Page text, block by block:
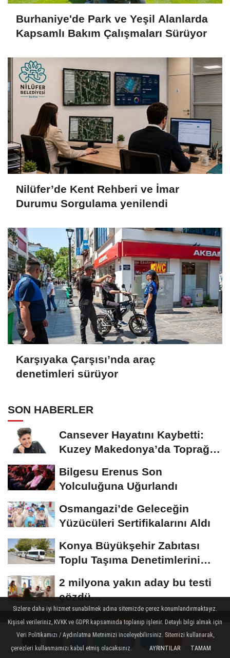
Yorumlar
Yorumlar
Burhaniye'de Park ve Yeşil Alanlarda
Kapsamlı Bakım Çalışmaları Sürüyor
Nilüfer’de Kent Rehberi ve İmar
Durumu Sorgulama yenilendi
Karşıyaka Çarşısı’nda araç
denetimleri sürüyor
SON HABERLER
Cansever Hayatını Kaybetti:
Kuzey Makedonya’da Toprağa
Bilgesu Erenus Son
Yolculuğuna Uğurlandı
Osmangazi’de Geleceğin
Yüzücüleri Sertifikalarını Aldı
Konya Büyükşehir Zabıtası
Toplu Taşıma Denetimlerini
2 milyona yakın aday bu testi
çözdü…
Hakkımızda Künye Çerez Politikası Gizlilik İlkeleri
Sizlere daha iyi hizmet sunabilmek adına sitemizde çerez konumlandırmaktayız.
Kişisel verileriniz, KVKK ve GDPR kapsamında toplanıp işlenir. Detaylı bilgi almak için
Veri Politikamızı / Aydınlatma Metnimizi inceleyebilirsiniz. Sitemizi kullanarak,
çerezleri kullanmamızı kabul etmiş olacaksınız.
AYRINTILAR TAMAM